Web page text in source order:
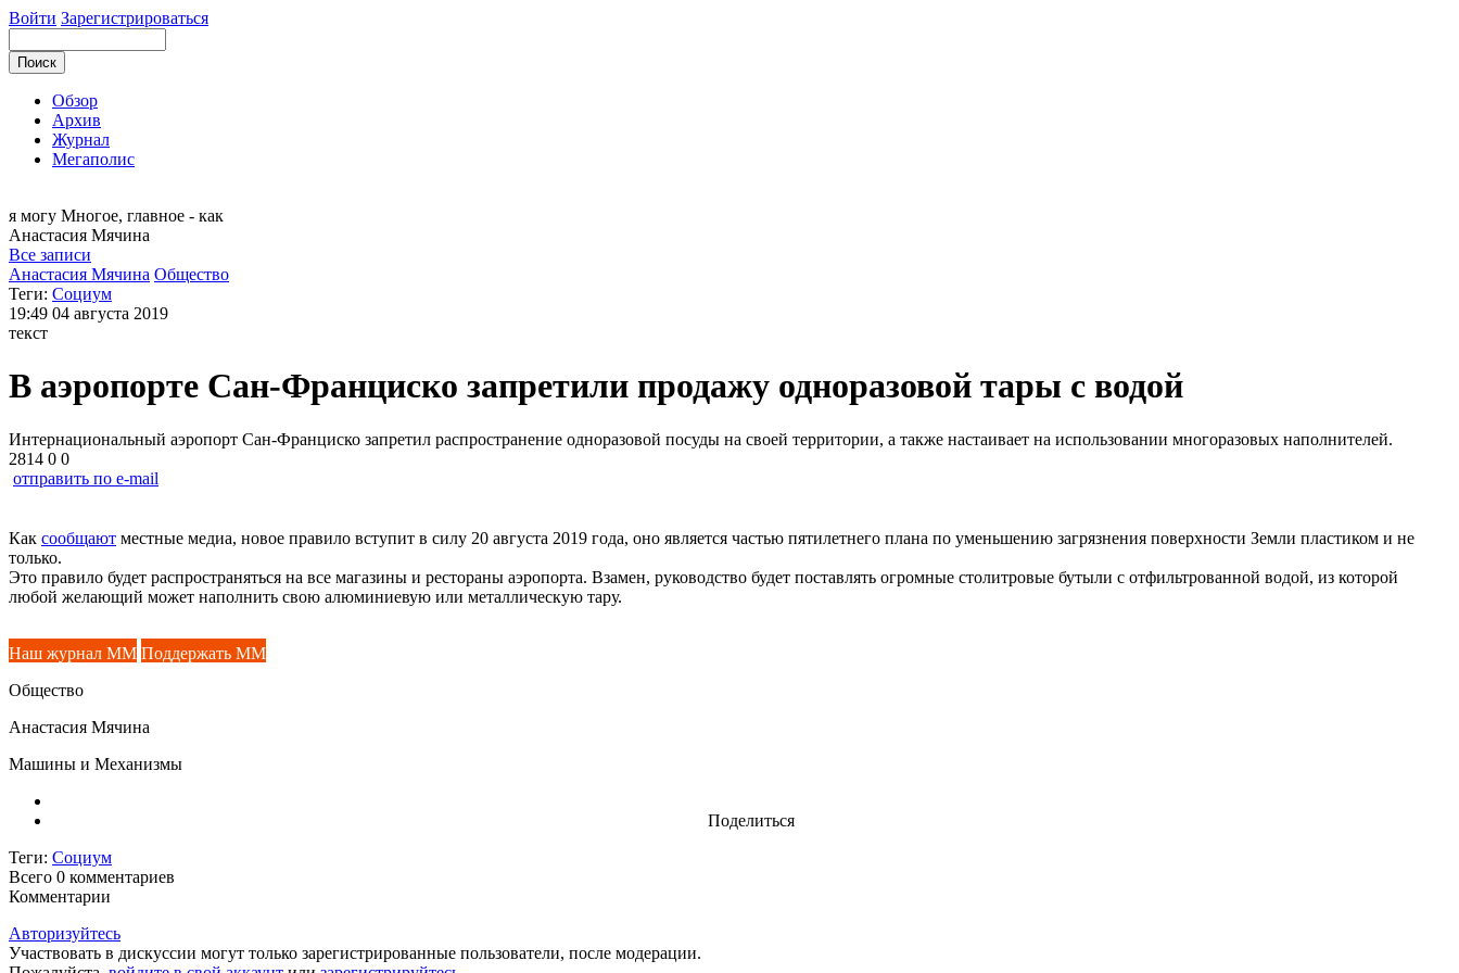
Войти Зарегистрироваться
Обзор
Архив
Журнал
Мегаполис
я могу Многое, главное - как
Анастасия Мячина
Все записи
Анастасия Мячина Общество
Теги: Социум
19:49 04 августа 2019
текст
В аэропорте Сан-Франциско запретили продажу одноразовой тары с водой
Интернациональный аэропорт Сан-Франциско запретил распространение одноразовой посуды на своей территории, а также настаивает на использовании многоразовых наполнителей.
2814 0 0
отправить по e-mail
Как сообщают местные медиа, новое правило вступит в силу 20 августа 2019 года, оно является частью пятилетнего плана по уменьшению загрязнения поверхности Земли пластиком и не
только.
Это правило будет распространяться на все магазины и рестораны аэропорта. Взамен, руководство будет поставлять огромные столитровые бутыли с отфильтрованной водой, из которой
любой желающий может наполнить свою алюминиевую или металлическую тару.
Наш журнал ММ Поддержать ММ
Общество
Анастасия Мячина
Машины и Механизмы
Поделиться
Теги: Социум
Всего 0 комментариев
Комментарии
Авторизуйтесь
Участвовать в дискуссии могут только зарегистрированные пользователи, после модерации.